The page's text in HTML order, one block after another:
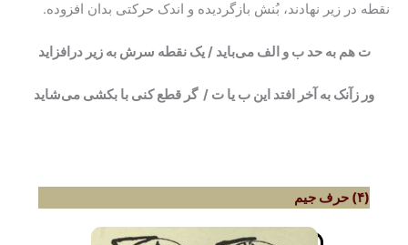
نقطه در زیر نهادند، بُنش بازگردیده و اندک حرکتی بدان افزوده.
ت هم به حد ب و الف می‌باید / یک نقطه سرش به زیر درافزاید
ور زآنک به آخر افتد این ب یا ت / گر قطع کنی با بکشی می‌شاید
(۴) حرف جیم